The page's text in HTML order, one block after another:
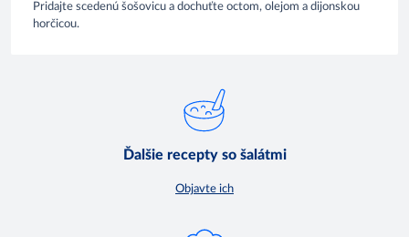
Pridajte scedenú šošovicu a dochuťte octom, olejom a dijonskou
horčicou.
Ďalšie recepty so šalátmi
Objavte ich